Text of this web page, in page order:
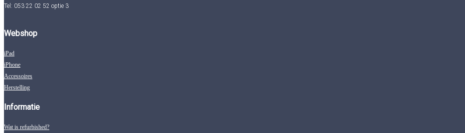
Tel: 053 22 02 52 optie 3
Webshop
iPad
iPhone
Accessoires
Herstelling
Informatie
Wat is refurbished?